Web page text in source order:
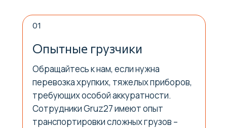
Опытные грузчики
Обращайтесь к нам, если нужна
перевозкахрупких, тяжелых приборов,
требующих особой аккуратности.
Сотрудники Gruz27 имеют опыт
транспортировки сложных грузов –
01